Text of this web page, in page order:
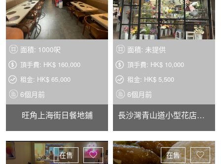
面積: 1000呎
頂手費: HK$ 160,000
租金: HK$ 65,000
6個月前
旺角上海街日餐地鋪
面積: 未提供
頂手費: HK$ 10,000
租金: HK$ 5,500
6個月前
長沙灣青山道小型花店轉讓
在售 在售